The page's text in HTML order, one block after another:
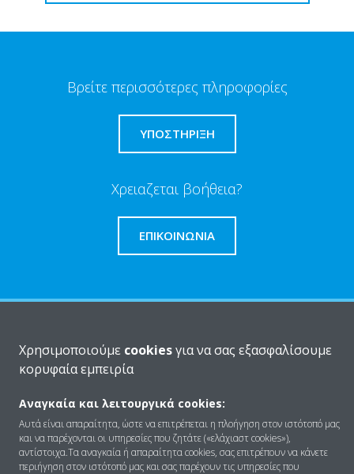
Βρείτε περισσότερες πληροφορίες
ΥΠΟΣΤΗΡΙΞΗ
Χρειαζεται βοήθεια?
ΕΠΙΚΟΙΝΩΝΊΑ
Επικοινωνία
Χρησιμοποιούμε cookiesγια να σας εξασφαλίσουμε
κορυφαία εμπειρία
Αναγκαία και λειτουργικά cookies:
Αυτά είναι απαραίτητα, ώστε να επιτρέπεται η πλοήγηση στον ιστότοπό μας
και να παρέχονται οι υπηρεσίες που ζητάτε («ελάχιαστ cookies»),
αντίστοιχα.Τα αναγκαία ή απαραίτητα cookies, σας επιτρέπουν να κάνετε
περιήγηση στον ιστότοπό μας και σας παρέχουν τις υπηρεσίες που